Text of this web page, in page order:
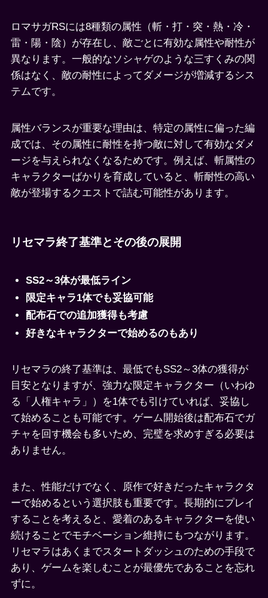
ロマサガRSには8種類の属性（斬・打・突・熱・冷・
雷・陽・陰）が存在し、敵ごとに有効な属性や耐性が
異なります。一般的なソシャゲのような三すくみの関
係はなく、敵の耐性によってダメージが増減するシス
テムです。
属性バランスが重要な理由は、特定の属性に偏った編
成では、その属性に耐性を持つ敵に対して有効なダメ
ージを与えられなくなるためです。例えば、斬属性の
キャラクターばかりを育成していると、斬耐性の高い
敵が登場するクエストで詰む可能性があります。
リセマラ終了基準とその後の展開
SS2～3体が最低ライン
限定キャラ1体でも妥協可能
配布石での追加獲得も考慮
好きなキャラクターで始めるのもあり
リセマラの終了基準は、最低でもSS2～3体の獲得が
目安となりますが、強力な限定キャラクター（いわゆ
る「人権キャラ」）を1体でも引けていれば、妥協し
て始めることも可能です。ゲーム開始後は配布石でガ
チャを回す機会も多いため、完璧を求めすぎる必要は
ありません。
また、性能だけでなく、原作で好きだったキャラクタ
ーで始めるという選択肢も重要です。長期的にプレイ
することを考えると、愛着のあるキャラクターを使い
続けることでモチベーション維持にもつながります。
リセマラはあくまでスタートダッシュのための手段で
あり、ゲームを楽しむことが最優先であることを忘れ
ずに。